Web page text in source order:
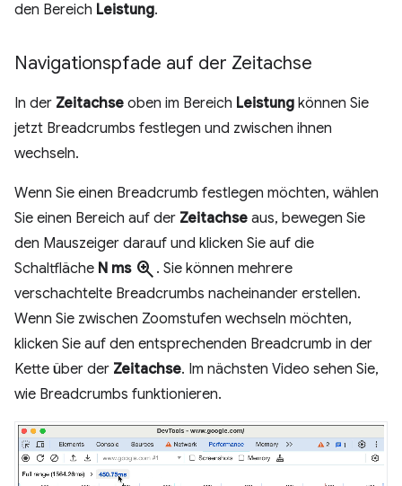
den Bereich Leistung.
Navigationspfade auf der Zeitachse
In der Zeitachse oben im Bereich Leistung können Sie
jetzt Breadcrumbs festlegen und zwischen ihnen
wechseln.
Wenn Sie einen Breadcrumb festlegen möchten, wählen
Sie einen Bereich auf der Zeitachse aus, bewegen Sie
den Mauszeiger darauf und klicken Sie auf die
Schaltfläche N ms zoom_in . Sie können mehrere
verschachtelte Breadcrumbs nacheinander erstellen.
Wenn Sie zwischen Zoomstufen wechseln möchten,
klicken Sie auf den entsprechenden Breadcrumb in der
Kette über der Zeitachse. Im nächsten Video sehen Sie,
wie Breadcrumbs funktionieren.